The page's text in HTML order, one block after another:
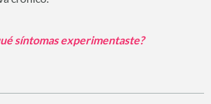
síntomas experimentaste?